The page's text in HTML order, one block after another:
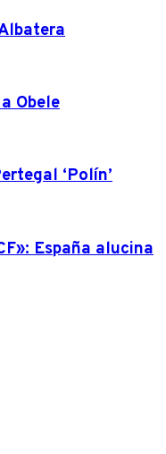
Obele
‘Polín’
España alucina